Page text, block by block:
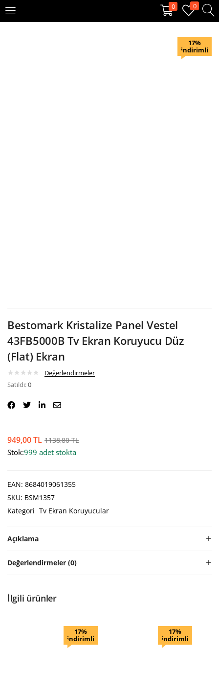
0 0
KAYIT OL
17%
indirimli
Bestomark Kristalize Panel Vestel
43FB5000B Tv Ekran Koruyucu Düz
(Flat) Ekran
Değerlendirmeler
Satıldı:0
949,00TL 1138,80TL
Stok:999 adet stokta
EAN: 8684019061355
SKU: BSM1357
Kategori Tv Ekran Koruyucular
Açıklama
Değerlendirmeler (0)
İlgili ürünler
17%
indirimli
17%
indirimli